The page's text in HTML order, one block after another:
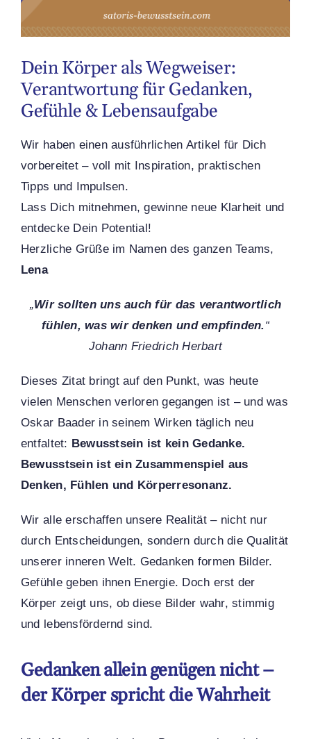
Dein Körper als Wegweiser:
Verantwortung für Gedanken,
Gefühle & Lebensaufgabe
Wir haben einen ausführlichen Artikel für Dich
vorbereitet – voll mit Inspiration, praktischen
Tipps und Impulsen.
Lass Dich mitnehmen, gewinne neue Klarheit und
entdecke Dein Potential!
Herzliche Grüße im Namen des ganzen Teams,
Lena
„Wir sollten uns auch für das verantwortlich
fühlen, was wir denken und empfinden.“
Johann Friedrich Herbart
Dieses Zitat bringt auf den Punkt, was heute
vielen Menschen verloren gegangen ist – und was
Oskar Baader in seinem Wirken täglich neu
entfaltet: Bewusstsein ist kein Gedanke.
Bewusstsein ist ein Zusammenspiel aus
Denken, Fühlen und Körperresonanz.
Wir alle erschaffen unsere Realität – nicht nur
durch Entscheidungen, sondern durch die Qualität
unserer inneren Welt. Gedanken formen Bilder.
Gefühle geben ihnen Energie. Doch erst der
Körper zeigt uns, ob diese Bilder wahr, stimmig
und lebensfördernd sind.
Gedanken allein genügen nicht –
der Körper spricht die Wahrheit